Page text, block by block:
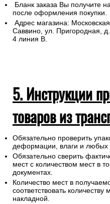
Бланк заказа Вы получите
после оформления покупки.
Адрес магазина:
Саввино, ул. Пригородная,
4 линия В.
5. Инструкции
товаров из
Обязательно проверить
деформации, влаги и любых
Обязательно сверить
мест с количеством мест в
документах.
Количество мест в
соответствовать количеству
накладной.